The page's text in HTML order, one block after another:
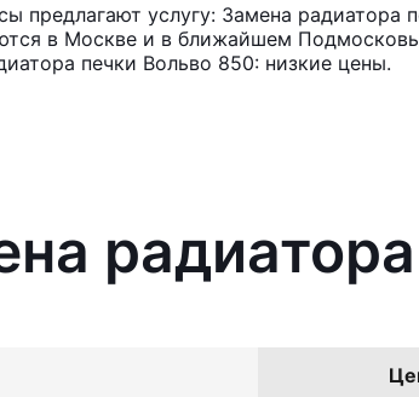
предлагают услугу: Замена радиатора
в Москве и в ближайшем
печки Вольво 850: низкие цены.